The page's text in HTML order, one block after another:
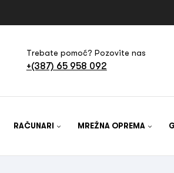
Trebate pomoć? Pozovite nas
+(387) 65 958 092
RAČUNARI MREŽNA OPREMA